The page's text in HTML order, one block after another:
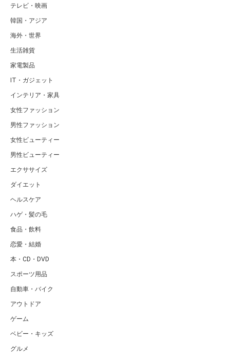
テレビ・映画
韓国・アジア
海外・世界
生活雑貨
家電製品
IT・ガジェット
インテリア・家具
女性ファッション
男性ファッション
女性ビューティー
男性ビューティー
エクササイズ
ダイエット
ヘルスケア
ハゲ・髪の毛
食品・飲料
恋愛・結婚
本・CD・DVD
スポーツ用品
自動車・バイク
アウトドア
ゲーム
ベビー・キッズ
グルメ